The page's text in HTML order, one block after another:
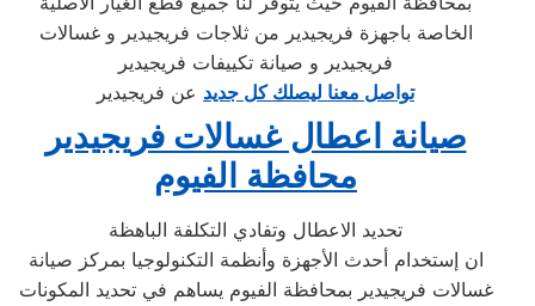
الخاصة باجهزة فريجيدير من ثلاجات فريجيدير و غسالات
فريجيدير و صيانة تكييفات فريجيدير
تواصل معنا ليصلك كل جديد عن فريجيدير
صيانة اعطال غسالات فريجيدير
محافظة الفيوم
تحديد الاعطال وتفادي التكلفة الباهظة
ان إستخدام أحدث الأجهزة وأنظمة التكنولوجيا بمركز صيانة
غسالات فريجيدير بمحافظة الفيوم يساهم في تحديد المكونات